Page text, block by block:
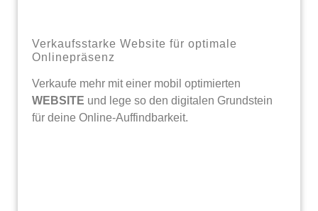
Verkaufsstarke Website für optimale
Onlinepräsenz
Verkaufe mehr mit einer mobil optimierten
WEBSITE und lege so den digitalen Grundstein
für deine Online-Auffindbarkeit.